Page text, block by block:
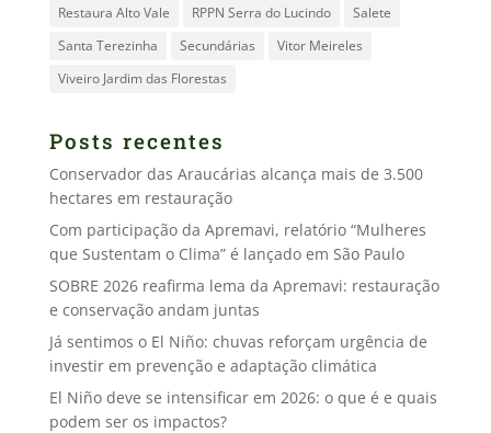
Restaura Alto Vale
RPPN Serra do Lucindo
Salete
Santa Terezinha
Secundárias
Vitor Meireles
Viveiro Jardim das Florestas
Posts recentes
Conservador das Araucárias alcança mais de 3.500
hectares em restauração
Com participação da Apremavi, relatório “Mulheres
que Sustentam o Clima” é lançado em São Paulo
SOBRE 2026 reafirma lema da Apremavi: restauração
e conservação andam juntas
Já sentimos o El Niño: chuvas reforçam urgência de
investir em prevenção e adaptação climática
El Niño deve se intensificar em 2026: o que é e quais
podem ser os impactos?